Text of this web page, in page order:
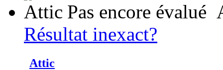
Pas encore évalué
Résultat inexact?
Attic